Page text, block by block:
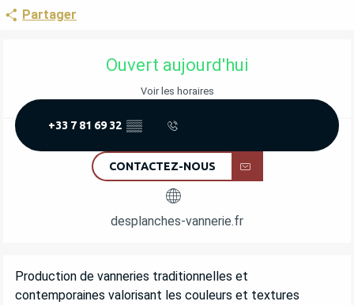
Partager
OUVERTURE ET COORDONNÉES
Ouvert aujourd'hui
Voir les horaires
+33 7 81 69 32 ▒▒
CONTACTEZ-NOUS
desplanches-vannerie.fr
DESCRIPTION
Production de vanneries traditionnelles et
contemporaines valorisant les couleurs et textures